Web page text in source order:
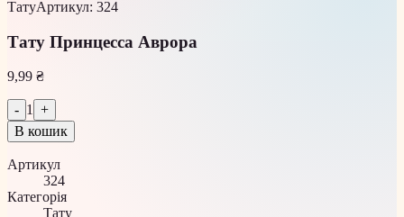
ТатуАртикул: 324
Тату Принцесса Аврора
9,99 ₴
- 1 +
В кошик
Артикул
324
Категорія
Тату